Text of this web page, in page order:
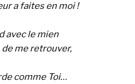
a faites en moi !
avec le mien
de me retrouver,
comme Toi…